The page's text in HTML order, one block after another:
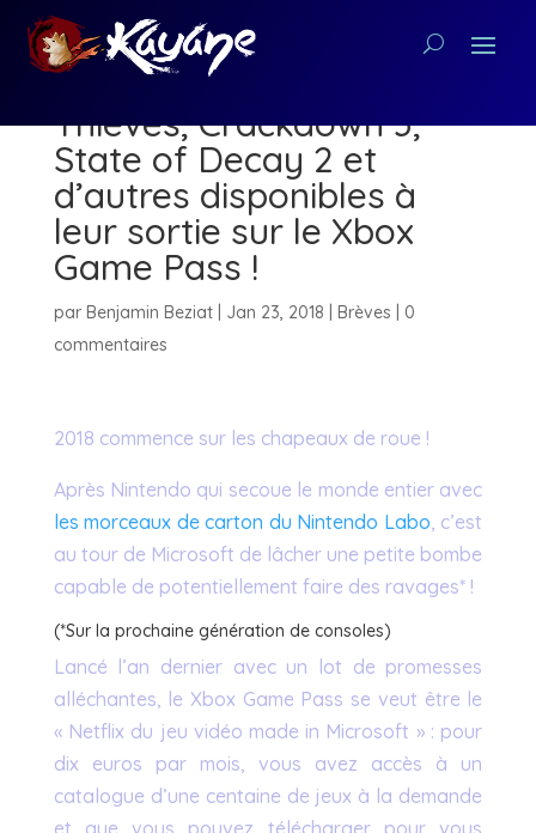
[Petite Bombe] Sea of
Thieves, Crackdown 3,
State of Decay 2 et
d’autres disponibles à
leur sortie sur le Xbox
Game Pass !
par Benjamin Beziat| Jan 23, 2018 Brèves
0
commentaires
2018 commence sur les chapeaux de roue !
Après Nintendo qui secoue le monde entier avec
les morceaux de carton du Nintendo Labo, c’est
au tour de Microsoft de lâcher une petite bombe
capable de potentiellement faire des ravages* !
(*Sur la prochaine génération de consoles)
Lancé l’an dernier avec un lot de promesses
alléchantes, le Xbox Game Pass se veut être le
« Netflix du jeu vidéo made in Microsoft » : pour
dix euros par mois, vous avez accès à un
catalogue d’une centaine de jeux à la demande
et que vous pouvez télécharger pour vous